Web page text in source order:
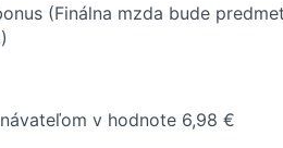
(Finálna mzda bude
v hodnote 6,98 €